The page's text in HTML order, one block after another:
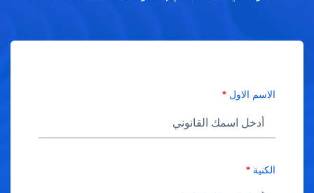
الاسم الاول
الكنية